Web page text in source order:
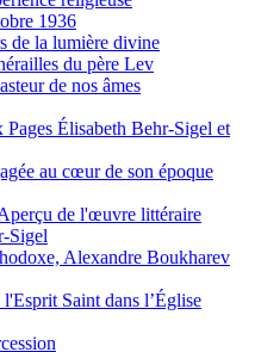
1936
de la lumière divine
du père Lev
de nos âmes
Élisabeth Behr-Sigel et
au cœur de son époque
de l'œuvre littéraire
Sigel
Alexandre Boukharev
l'Esprit Saint dans l’Église